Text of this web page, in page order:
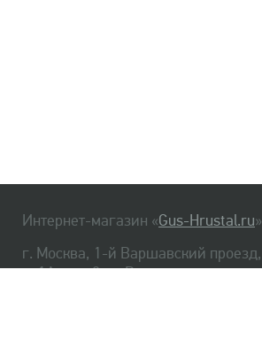
Интернет-магазин «Gus-Hrustal.ru»
г. Москва, 1-й Варшавский проезд,
д. 1А, стр. 3, м. Варшавская